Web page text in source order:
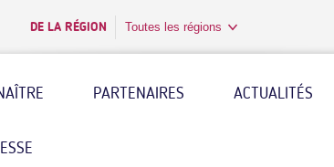
DE LA RÉGION Toutes les régions
PARTENAIRES ACTUALITÉS